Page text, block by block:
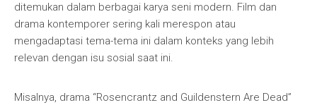
ditemukan dalam berbagai karya seni modern. Film dan
drama kontemporer sering kali merespon atau
mengadaptasi tema-tema ini dalam konteks yang lebih
relevan dengan isu sosial saat ini.
Misalnya, drama “Rosencrantz and Guildenstern Are Dead”